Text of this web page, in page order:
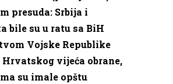
presuda: Srbija i
bile su u ratu sa BiH
Vojske Republike
Hrvatskog vijeća obrane,
su imale opštu